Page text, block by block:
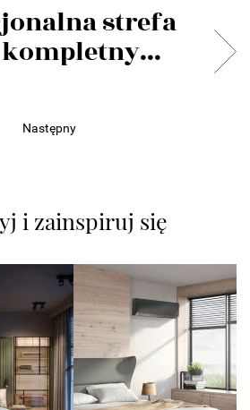
strefa
kompletny...
Następny
i zainspiruj się